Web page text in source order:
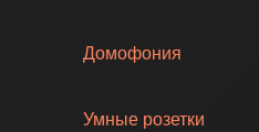
Домофония
Умные розетки